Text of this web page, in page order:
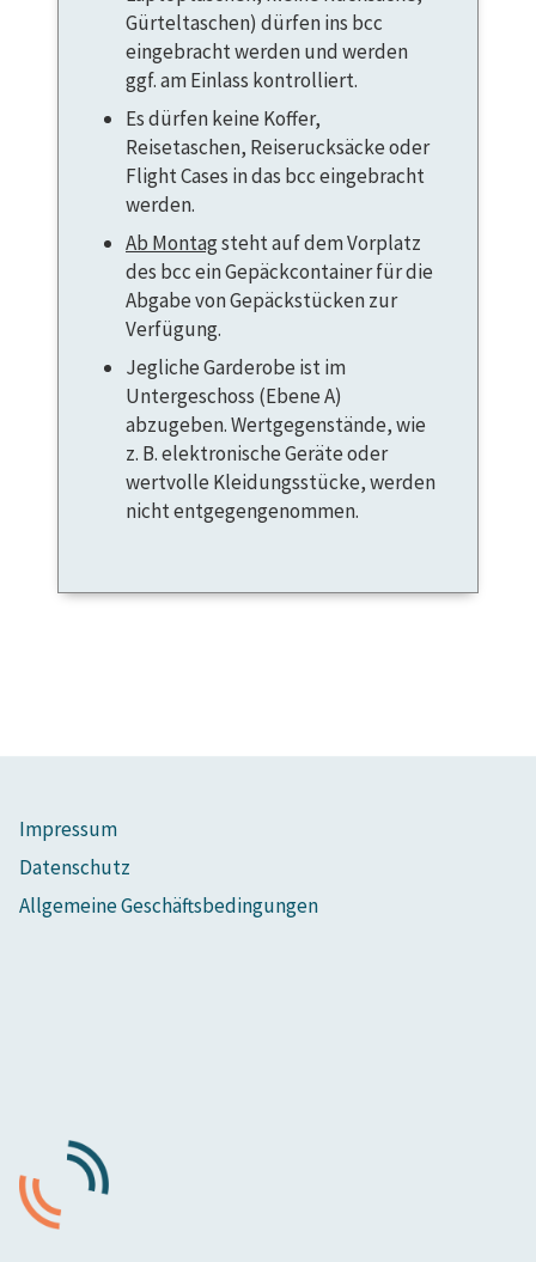
Gürteltaschen) dürfen ins bcc
eingebracht werden und werden
ggf. am Einlass kontrolliert.
Es dürfen keine Koffer,
Reisetaschen, Reiserucksäcke oder
Flight Cases in das bcc eingebracht
werden.
Ab Montagsteht auf dem Vorplatz
des bcc ein Gepäckcontainer für die
Abgabe von Gepäckstücken zur
Verfügung.
Jegliche Garderobe ist im
Untergeschoss (Ebene A)
abzugeben. Wertgegenstände, wie
z. B. elektronische Geräte oder
wertvolle Kleidungsstücke, werden
nicht entgegengenommen.
Impressum
Datenschutz
Allgemeine Geschäftsbedingungen